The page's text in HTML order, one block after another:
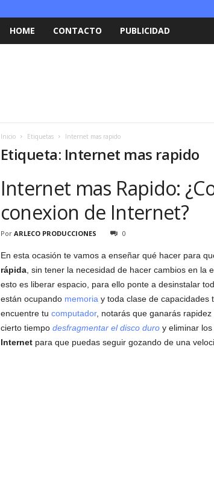
HOME CONTACTO PUBLICIDAD
Inicio Etiquetas Internet mas rapido
Etiqueta: Internet mas rapido
Internet mas Rapido:
conexion de Internet?
Por ARLECO PRODUCCIONES 0
En esta ocasión te vamos a enseñar qué hacer para
rápida, sin tener la necesidad de hacer cambios en la
esto es liberar espacio, para ello ponte a desinstalar
están ocupando memoria y toda clase de capacidades
encuentre tu computador, notarás que ganarás
cierto tiempo desfragmentar el disco duroy eliminar los
Internetpara que puedas seguir gozando de una